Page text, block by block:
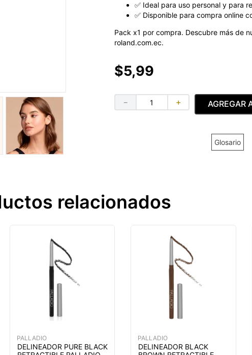
✅ Ideal para uso personal y para
✅ Disponible para compra online
Pack x1 por compra. Descubre más de
roland.com.ec.
$5,99
＋
－ AGREGAR
Glosario
relacionados
PALLADIO
DELINEADOR PURE BLACK
PALLADIO
DELINEADOR BLACK